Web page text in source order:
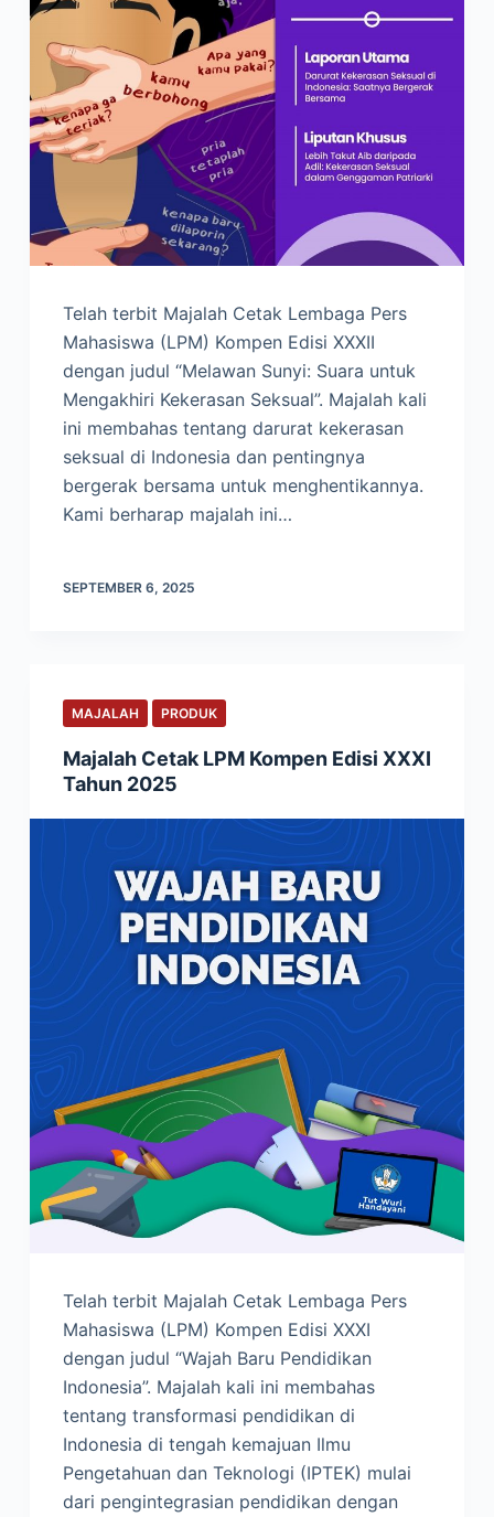
Telah terbit Majalah Cetak Lembaga Pers
Mahasiswa (LPM) Kompen Edisi XXXII
dengan judul “Melawan Sunyi: Suara untuk
Mengakhiri Kekerasan Seksual”. Majalah kali
ini membahas tentang darurat kekerasan
seksual di Indonesia dan pentingnya
bergerak bersama untuk menghentikannya.
Kami berharap majalah ini…
SEPTEMBER 6, 2025
MAJALAH PRODUK
Majalah Cetak LPM Kompen Edisi XXXI
Tahun 2025
Telah terbit Majalah Cetak Lembaga Pers
Mahasiswa (LPM) Kompen Edisi XXXI
dengan judul “Wajah Baru Pendidikan
Indonesia”. Majalah kali ini membahas
tentang transformasi pendidikan di
Indonesia di tengah kemajuan Ilmu
Pengetahuan dan Teknologi (IPTEK) mulai
dari pengintegrasian pendidikan dengan